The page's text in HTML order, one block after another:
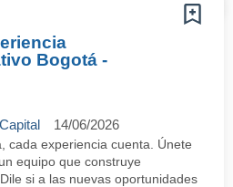
Bogotá -
14/06/2026
cada experiencia cuenta. Únete
equipo que construye
si a las nuevas oportunidades